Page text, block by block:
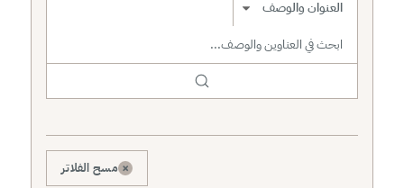
نطاق البحث
× مسح الفلاتر